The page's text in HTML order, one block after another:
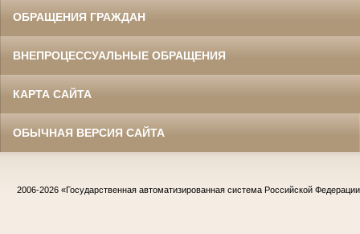
ОБРАЩЕНИЯ ГРАЖДАН
ВНЕПРОЦЕССУАЛЬНЫЕ ОБРАЩЕНИЯ
КАРТА САЙТА
ОБЫЧНАЯ ВЕРСИЯ САЙТА
2006-2026 «Государственная автоматизированная система Российской